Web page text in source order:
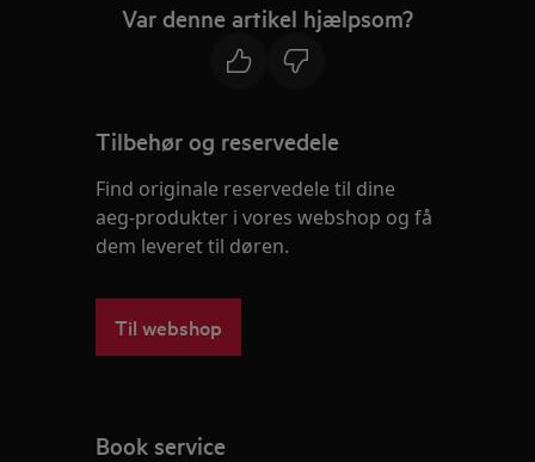
Var denne artikel hjælpsom?
Tilbehør og reservedele
Find originale reservedele til dine
aeg-produkter i vores webshop og få
dem leveret til døren.
Til webshop
Book service